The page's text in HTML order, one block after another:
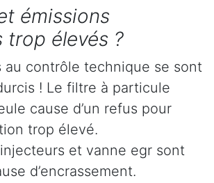
émissions
trop élevés ?
au contrôle technique se sont
! Le filtre à particule
cause d’un refus pour
trop élevé.
et vanne egr sont
d’encrassement.